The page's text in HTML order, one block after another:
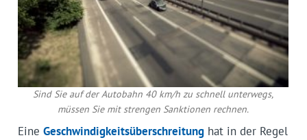
Sind Sie auf der Autobahn 40 km/h zu schnell unterwegs,
müssen Sie mit strengen Sanktionen rechnen.
Eine Geschwindigkeitsüberschreitunghat in der Regel